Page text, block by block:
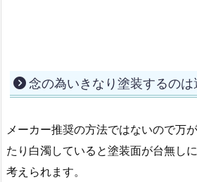
たり白濁していると塗装面が台無し
考えられます。